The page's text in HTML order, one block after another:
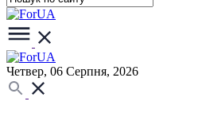
Четвер, 06 Серпня, 2026